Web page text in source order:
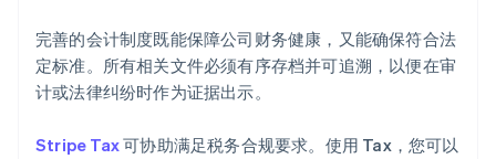
完善的会计制度既能保障公司财务健康，又能确保符合法
定标准。所有相关文件必须有序存档并可追溯，以便在审
计或法律纠纷时作为证据出示。
Stripe Tax可协助满足税务合规要求。使用 Tax，您可以